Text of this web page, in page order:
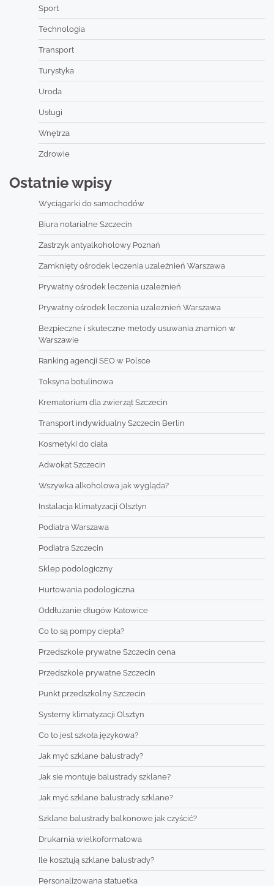
Sport
Technologia
Transport
Turystyka
Uroda
Usługi
Wnętrza
Zdrowie
Ostatnie wpisy
Wyciągarki do samochodów
Biura notarialne Szczecin
Zastrzyk antyalkoholowy Poznań
Zamknięty ośrodek leczenia uzależnień Warszawa
Prywatny ośrodek leczenia uzależnień
Prywatny ośrodek leczenia uzależnień Warszawa
Bezpieczne i skuteczne metody usuwania znamion w
Warszawie
Ranking agencji SEO w Polsce
Toksyna botulinowa
Krematorium dla zwierząt Szczecin
Transport indywidualny Szczecin Berlin
Kosmetyki do ciała
Adwokat Szczecin
Wszywka alkoholowa jak wygląda?
Instalacja klimatyzacji Olsztyn
Podiatra Warszawa
Podiatra Szczecin
Sklep podologiczny
Hurtowania podologiczna
Oddłużanie długów Katowice
Co to są pompy ciepła?
Przedszkole prywatne Szczecin cena
Przedszkole prywatne Szczecin
Punkt przedszkolny Szczecin
Systemy klimatyzacji Olsztyn
Co to jest szkoła językowa?
Jak myć szklane balustrady?
Jak sie montuje balustrady szklane?
Jak myć szklane balustrady szklane?
Szklane balustrady balkonowe jak czyścić?
Drukarnia wielkoformatowa
Ile kosztują szklane balustrady?
Personalizowana statuetka